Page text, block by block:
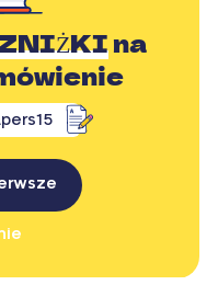
ZNIŻKIna